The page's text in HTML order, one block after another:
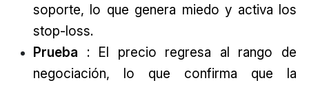
soporte, lo que genera miedo y activa los
stop-loss.
Prueba : El precio regresa al rango de
negociación, lo que confirma que la